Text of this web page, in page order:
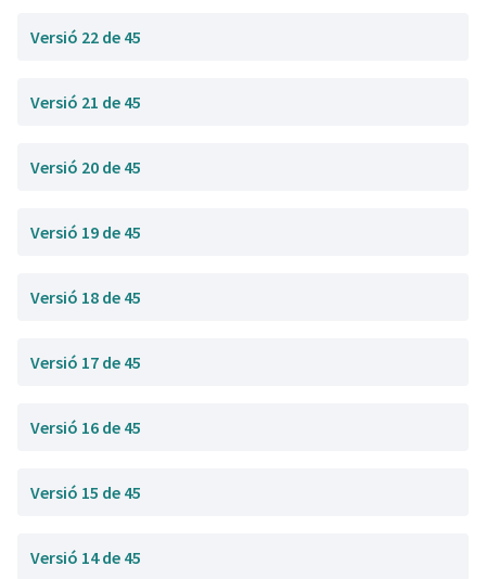
Versió 22 de 45
Versió 21 de 45
Versió 20 de 45
Versió 19 de 45
Versió 18 de 45
Versió 17 de 45
Versió 16 de 45
Versió 15 de 45
Versió 14 de 45